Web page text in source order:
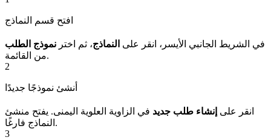
افتح قسم النماذج
في الشريط الجانبي الأيسر، انقر على النماذج، ثم اختر نموذج الطلب
من القائمة.
2
أنشئ نموذجًا جديدًا
انقر على إنشاء طلب جديد في الزاوية العلوية اليمنى. يفتح منشئ
النماذج فارغًا.
3